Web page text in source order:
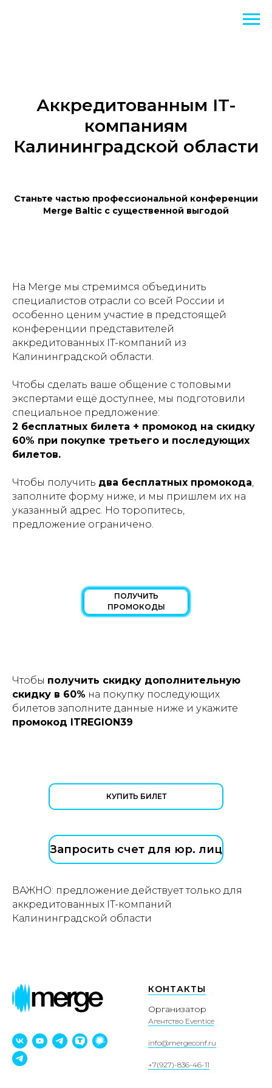
Аккредитованным IT-
компаниям
Калининградской области
Станьте частью профессиональной конференции
Merge Baltic с существенной выгодой
На Merge мы стремимся объединить
специалистов отрасли со всей России и
особенно ценим участие в предстоящей
конференции представителей
аккредитованных IT-компаний из
Калининградской области.
Чтобы сделать ваше общение с топовыми
экспертами ещё доступнее, мы подготовили
специальное предложение:
2 бесплатных билета + промокод на скидку
60% при покупке третьего и последующих
билетов.
Чтобы получить два бесплатных промокода,
заполните форму ниже, и мы пришлем их на
указанный адрес. Но торопитесь,
предложение ограничено.
ПОЛУЧИТЬ
ПРОМОКОДЫ
Чтобы получить скидку дополнительную
скидку в 60% на покупку последующих
билетов заполните данные ниже и укажите
промокод ITREGION39
КУПИТЬ БИЛЕТ
Запросить счет для юр. лиц
ВАЖНО: предложение действует только для
аккредитованных IT-компаний
Калининградской области
КОНТАКТЫ
Организатор
Агентство Eventice
info@mergeconf.ru
+7(927)-836-46-11